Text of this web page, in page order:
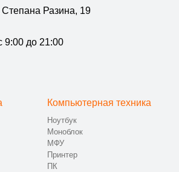
Разина, 19
9:00 до 21:00
Компьютерная техника
Ноутбук
Моноблок
МФУ
Принтер
ПК